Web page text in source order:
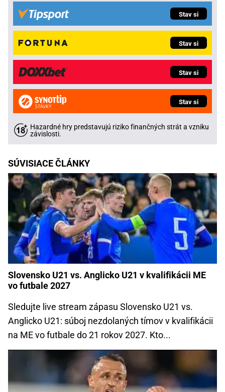
Stav si
Stav si
Stav si
Stav si
Hazardné hry predstavujú riziko finančných strát a vzniku
závislosti.
SÚVISIACE ČLÁNKY
Slovensko U21 vs. Anglicko U21 v kvalifikácii ME
vo futbale 2027
Sledujte live stream zápasu Slovensko U21 vs.
Anglicko U21: súboj nezdolaných tímov v kvalifikácii
na ME vo futbale do 21 rokov 2027. Kto...